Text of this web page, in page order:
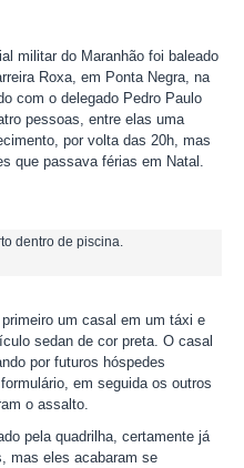
militar do Maranhão foi baleado
Roxa, em Ponta Negra, na
com o delegado Pedro Paulo
pessoas, entre elas uma
por volta das 20h, mas
que passava férias em Natal.
dentro de piscina.
um casal em um táxi e
sedan de cor preta. O casal
por futuros hóspedes
em seguida os outros
o assalto.
pela quadrilha, certamente já
mas eles acabaram se